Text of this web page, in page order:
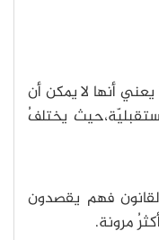
يعني أنها لا يمكن أن
يختلفُ
فهم يقصدون
مرونة.